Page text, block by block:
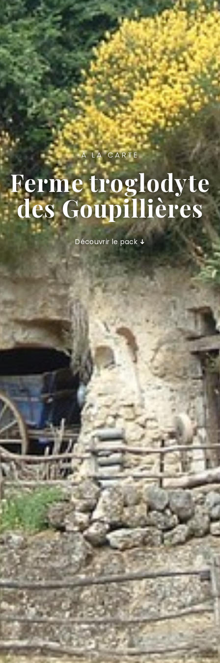
À LA CARTE
Ferme troglodyte
des Goupillières
Découvrir le pack